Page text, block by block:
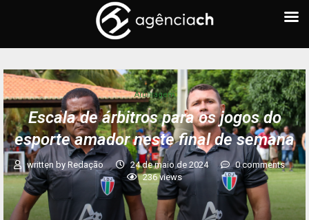
Arbitragem
Escala de árbitros para os jogos do
esporte amador neste final de semana
written by Redação 24 de maio de 2024
0 comments
236views